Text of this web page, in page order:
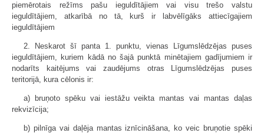
piemērotais režīms pašu ieguldītājiem vai visu trešo valstu
ieguldītājiem, atkarībā no tā, kurš ir labvēlīgāks attiecīgajiem
ieguldītājiem
2. Neskarot šī panta 1. punktu, vienas Līgumslēdzējas puses
ieguldītājiem, kuriem kādā no šajā punktā minētajiem gadījumiem ir
nodarīts kaitējums vai zaudējums otras Līgumslēdzējas puses
teritorijā, kura cēlonis ir:
a) bruņoto spēku vai iestāžu veikta mantas vai mantas daļas
rekvizīcija;
b) pilnīga vai daļēja mantas iznīcināšana, ko veic bruņotie spēki